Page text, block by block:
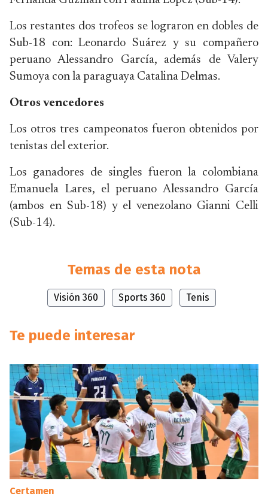
Los restantes dos trofeos se lograron en dobles de
Sub-18 con: Leonardo Suárez y su compañero
peruano Alessandro García, además de Valery
Sumoya con la paraguaya Catalina Delmas.
Otros vencedores
Los otros tres campeonatos fueron obtenidos por
tenistas del exterior.
Los ganadores de singles fueron la colombiana
Emanuela Lares, el peruano Alessandro García
(ambos en Sub-18) y el venezolano Gianni Celli
(Sub-14).
Temas de esta nota
Visión 360 Sports 360 Tenis
Te puede interesar
Certamen